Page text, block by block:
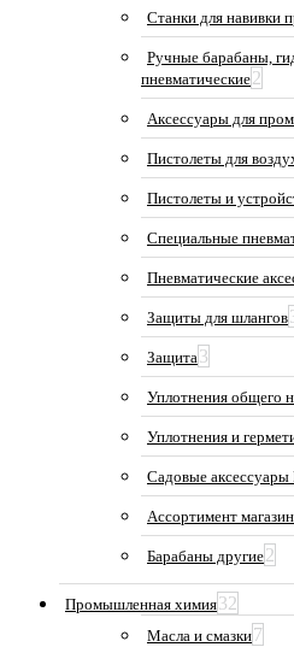
Станки для навивки
Ручные барабаны,
пневматические2
Аксессуары для
Пистолеты для
Пистолеты и
Специальные
Пневматические
Защиты для шлангов
Защита3
Уплотнения общего
Уплотнения и
Садовые аксессуары
Ассортимент
Барабаны другие2
Промышленная химия32
Масла и смазки7